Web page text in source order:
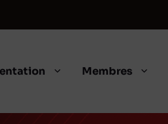
Membres